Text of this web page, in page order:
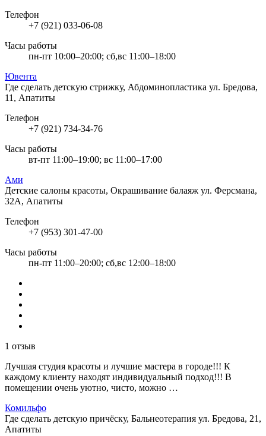
Телефон
+7 (921) 033-06-08
Часы работы
пн-пт 10:00–20:00; сб,вс 11:00–18:00
Ювента
Где сделать детскую стрижку, Абдоминопластика ул. Бредова,
11, Апатиты
Телефон
+7 (921) 734-34-76
Часы работы
вт-пт 11:00–19:00; вс 11:00–17:00
Ами
Детские салоны красоты, Окрашивание балаяж ул. Ферсмана,
32А, Апатиты
Телефон
+7 (953) 301-47-00
Часы работы
пн-пт 11:00–20:00; сб,вс 12:00–18:00
1 отзыв
Лучшая студия красоты и лучшие мастера в городе!!! К
каждому клиенту находят индивидуальный подход!!! В
помещении очень уютно, чисто, можно …
Комильфо
Где сделать детскую причёску, Бальнеотерапия ул. Бредова, 21,
Апатиты